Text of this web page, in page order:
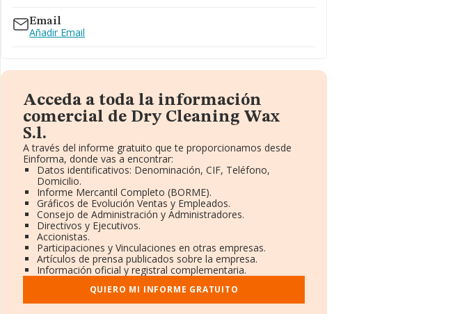
Email
Añadir Email
Acceda a toda la información
comercial de Dry Cleaning Wax
S.l.
A través del informe gratuito que te proporcionamos desde
Einforma, donde vas a encontrar:
Datos identificativos: Denominación, CIF, Teléfono,
Domicilio.
Informe Mercantil Completo (BORME).
Gráficos de Evolución Ventas y Empleados.
Consejo de Administración y Administradores.
Directivos y Ejecutivos.
Accionistas.
Participaciones y Vinculaciones en otras empresas.
Artículos de prensa publicados sobre la empresa.
Información oficial y registral complementaria.
QUIERO MI INFORME GRATUITO